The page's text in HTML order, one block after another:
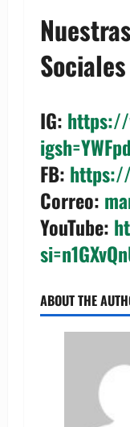
Sociales
IG: https://
FB: https://
Correo:
YouTube:
ABOUT THE